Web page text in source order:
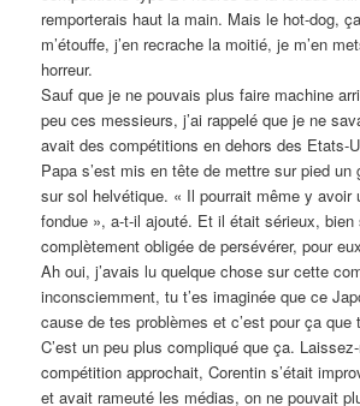
remporterais haut la main. Mais le hot-dog,
m’étouffe, j’en recrache la moitié, je m’en
horreur.
Sauf que je ne pouvais plus faire machine
peu ces messieurs, j’ai rappelé que je ne
avait des compétitions en dehors des Etats-
Papa s’est mis en tête de mettre sur pied un
sur sol helvétique. « Il pourrait même y avoir
fondue », a-t-il ajouté. Et il était sérieux,
complètement obligée de persévérer, pour
Ah oui, j’avais lu quelque chose sur cette
inconsciemment, tu t’es imaginée que ce
cause de tes problèmes et c’est pour ça que
C’est un peu plus compliqué que ça.
compétition approchait, Corentin s’était
et avait rameuté les médias, on ne pouvait